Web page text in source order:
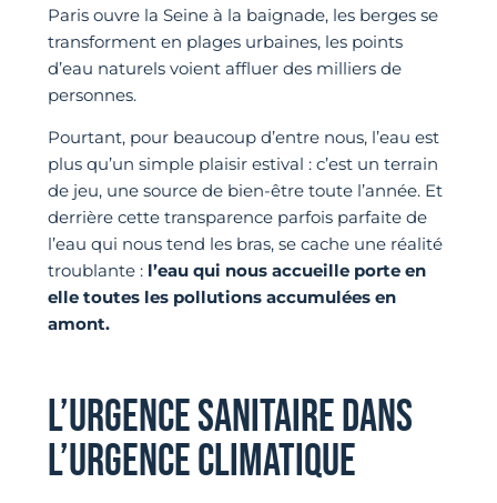
Paris ouvre la Seine à la baignade, les berges se
transforment en plages urbaines, les points
d’eau naturels voient affluer des milliers de
personnes.
Pourtant, pour beaucoup d’entre nous, l’eau est
plus qu’un simple plaisir estival : c’est un terrain
de jeu, une source de bien-être toute l’année. Et
derrière cette transparence parfois parfaite de
l’eau qui nous tend les bras, se cache une réalité
troublante : l’eau qui nous accueille porte en
elle toutes les pollutions accumulées en
amont.
L’URGENCE SANITAIRE DANS
L’URGENCE CLIMATIQUE